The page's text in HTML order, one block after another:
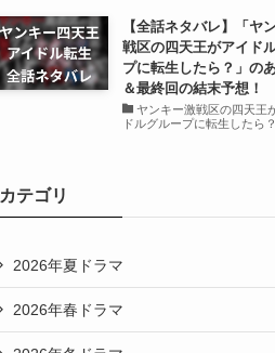
【全話ネタバレ】「ヤ
戦区の四天王がアイド
プに転生したら？」の
＆最終回の結末予想！
ヤンキー激戦区の四天王
ドルグループに転生したら？
カテゴリ
2026年夏ドラマ
2026年春ドラマ